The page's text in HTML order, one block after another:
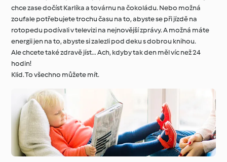
chce zase dočíst Karlíka a továrnu na čokoládu. Nebo možná
zoufale potřebujete trochu času na to, abyste se při jízdě na
rotopedu podívali v televizi na nejnovější zprávy. A možná máte
energii jen na to, abyste si zalezli pod deku s dobrou knihou.
Ale chcete také zdravě jíst… Ach, kdyby tak den měl víc než 24
hodin!
Klid. To všechno můžete mít.